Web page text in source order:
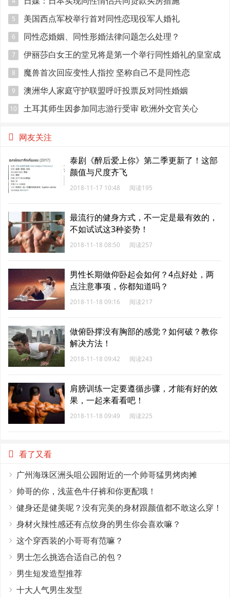
5 美国西点军校举行首对同性恋现役军人婚礼
6 同性恋婚姻、同性形婚法律问题怎么处理？
7
伊丽莎白女王的堂兄将是第一个举行同性婚礼的皇室成
员
8 魔兽首次回应变性人指控 坚称自己不是同性恋
9 澳洲华人家庭守护联盟呼吁投票反对同性婚姻
10 土耳其师生因参加同志游行受审 欧洲外交官关心
网友关注
泰剧《醉后爱上你》第二季更新了！这部
颜值与尺度齐飞
2018-11-17 10:48 阅读195
最流行的健身方式，不一定是最有效的，
不如试试这3种姿势！
2018-11-18 08:50 阅读257
男性长期做仰卧起会如何？4点好处，两
点注意事项，你都知道吗？
2018-11-18 09:16 阅读217
做俯卧撑没有胸部的感觉？如何破？教你
解决方法！
2018-11-18 09:42 阅读243
肩膀训练一定要遵循步骤，才能有好的效
果，一起来看看吧！
2018-11-18 09:49 阅读225
看了又看
广州海珠区洲头咀公园附近的一个帅哥猛男烤肉摊
帅哥的你，浅蓝色牛仔裤和你更配哦！
健身还是健美呢？没有完美的身材跟颜值都不敢这么穿！
身材火辣性感还有点纹身的男生你会喜欢嘛？
这个穿西装的小哥哥有范嘛？
男士怎么挑选合适自己的包？
男生短发造型推荐
十大人气男生发型